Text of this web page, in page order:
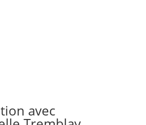
avec